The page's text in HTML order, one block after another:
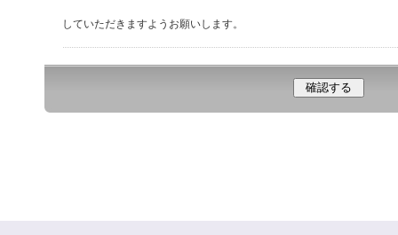
していただきますようお願いします。